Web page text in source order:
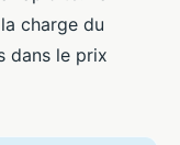
charge du
dans le prix